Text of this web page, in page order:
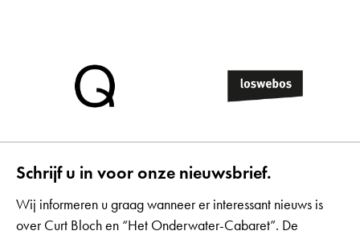
Schrijf u in voor onze nieuwsbrief.
Wij informeren u graag wanneer er interessant nieuws is
over Curt Bloch en “Het Onderwater-Cabaret”. De